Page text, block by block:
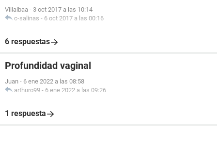
Villalbaa - 3 oct 2017 a las 10:14
c-salinas - 6 oct 2017 a las 00:16
6 respuestas
Profundidad vaginal
Juan - 6 ene 2022 a las 08:58
arthuro99 - 6 ene 2022 a las 09:26
1 respuesta